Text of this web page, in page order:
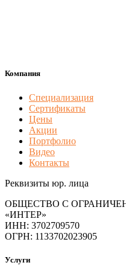
Компания
Специализация
Сертификаты
Цены
Акции
Портфолио
Видео
Контакты
Реквизиты юр. лица
ОБЩЕСТВО С
«ИНТЕР»
ИНН: 3702709570
ОГРН: 1133702023905
Услуги